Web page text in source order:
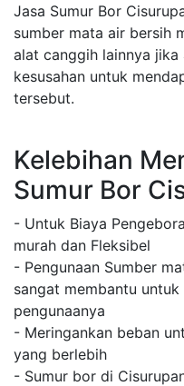
Jasa Sumur Bor
sumber mata air bersih
alat canggih lainnya jika
kesusahan untuk
tersebut.
Kelebihan
Sumur Bor
- Untuk Biaya
murah dan Fleksibel
- Pengunaan Sumber
sangat membantu
pengunaanya
- Meringankan beban
yang berlebih
- Sumur bor di